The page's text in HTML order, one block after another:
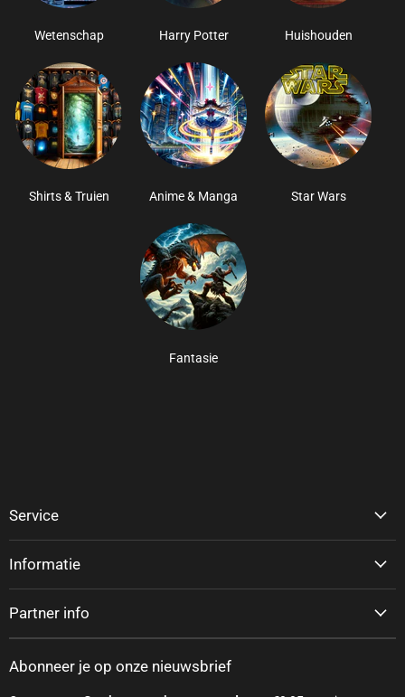
Wetenschap Harry Potter Huishouden
Shirts & Truien Anime & Manga Star Wars
Fantasie
Service
Informatie
Partner info
Abonneer je op onze nieuwsbrief